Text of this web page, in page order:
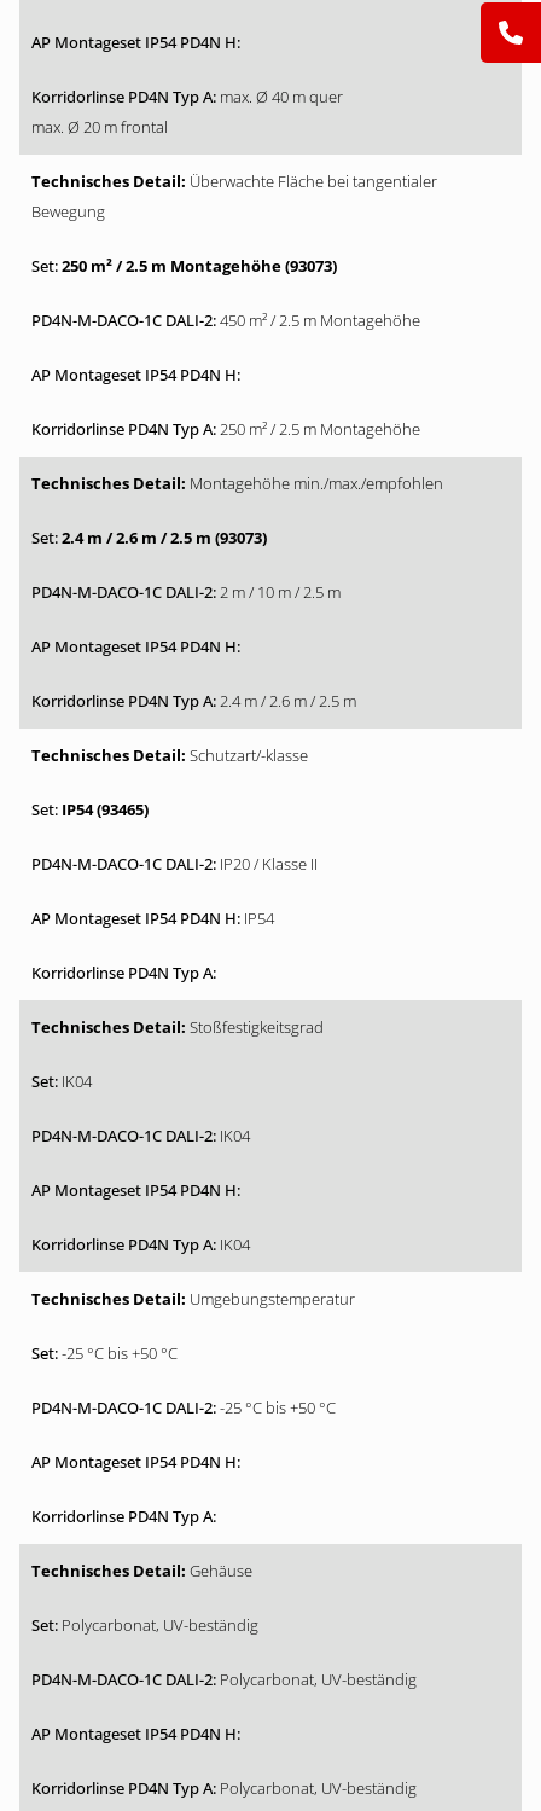
max. Ø 40 m quer
max. Ø 20 m frontal
Überwachte Fläche bei tangentialer
Bewegung
250 m² / 2.5 m Montagehöhe (93073)
450 m² / 2.5 m Montagehöhe
250 m² / 2.5 m Montagehöhe
Montagehöhe min./max./empfohlen
2.4 m / 2.6 m / 2.5 m (93073)
2 m / 10 m / 2.5 m
2.4 m / 2.6 m / 2.5 m
Schutzart/-klasse
IP54 (93465)
IP20 / Klasse II
IP54
Stoßfestigkeitsgrad
IK04
IK04
IK04
Umgebungstemperatur
-25 °C bis +50 °C
-25 °C bis +50 °C
Gehäuse
Polycarbonat, UV-beständig
Polycarbonat, UV-beständig
Polycarbonat, UV-beständig